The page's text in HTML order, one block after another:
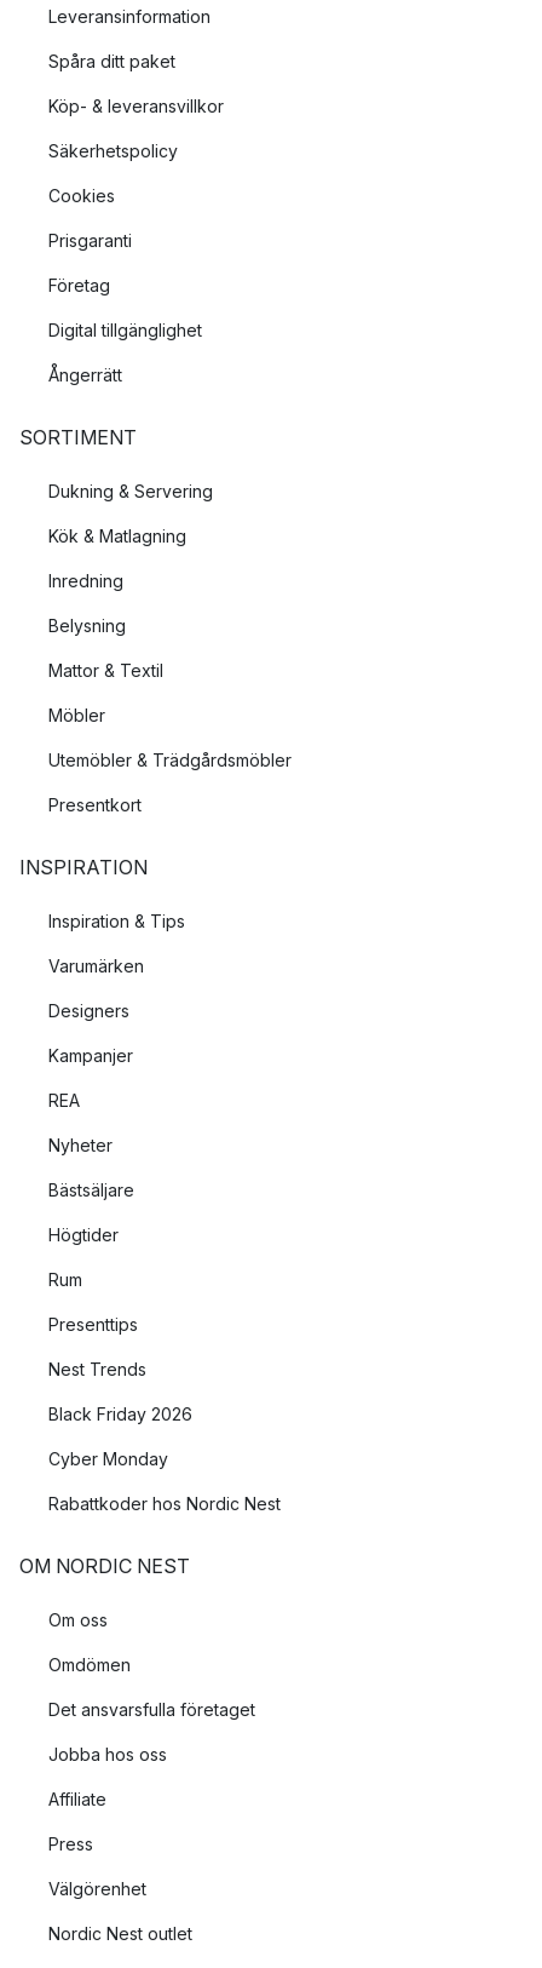
Leveransinformation
Spåra ditt paket
Köp- & leveransvillkor
Säkerhetspolicy
Cookies
Prisgaranti
Företag
Digital tillgänglighet
Ångerrätt
SORTIMENT
Dukning & Servering
Kök & Matlagning
Inredning
Belysning
Mattor & Textil
Möbler
Utemöbler & Trädgårdsmöbler
Presentkort
INSPIRATION
Inspiration & Tips
Varumärken
Designers
Kampanjer
REA
Nyheter
Bästsäljare
Högtider
Rum
Presenttips
Nest Trends
Black Friday 2026
Cyber Monday
Rabattkoder hos Nordic Nest
OM NORDIC NEST
Om oss
Omdömen
Det ansvarsfulla företaget
Jobba hos oss
Affiliate
Press
Välgörenhet
Nordic Nest outlet